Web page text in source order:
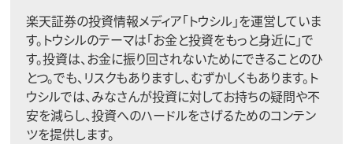
楽天証券の投資情報メディア「トウシル」を運営していま
す。トウシルのテーマは「お金と投資をもっと身近に」で
す。投資は、お金に振り回されないためにできることのひ
とつ。でも、リスクもありますし、むずかしくもあります。ト
ウシルでは、みなさんが投資に対してお持ちの疑問や不
安を減らし、投資へのハードルをさげるためのコンテン
ツを提供します。